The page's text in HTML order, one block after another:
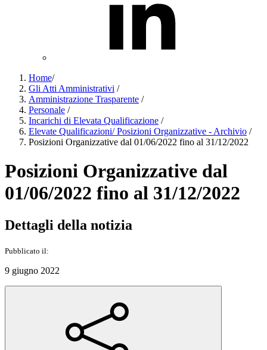
Home/
Gli Atti Amministrativi /
Amministrazione Trasparente /
Personale /
Incarichi di Elevata Qualificazione /
Elevate Qualificazioni/ Posizioni Organizzative - Archivio /
Posizioni Organizzative dal 01/06/2022 fino al 31/12/2022
Posizioni Organizzative dal
01/06/2022 fino al 31/12/2022
Dettagli della notizia
Pubblicato il:
9 giugno 2022